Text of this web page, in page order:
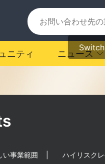
ニティ ニュース
い事業範囲 ハイリスク